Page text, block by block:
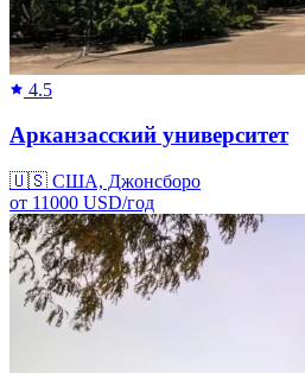
4.5
Арканзасский университет
🇺🇸 США, Джонсборо
от 11000 USD/год